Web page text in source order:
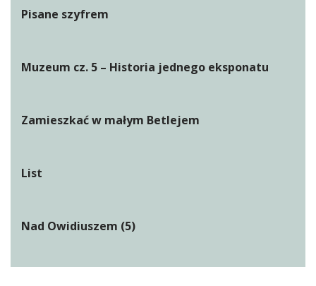
Pisane szyfrem
Muzeum cz. 5 – Historia jednego eksponatu
Zamieszkać w małym Betlejem
List
Nad Owidiuszem (5)